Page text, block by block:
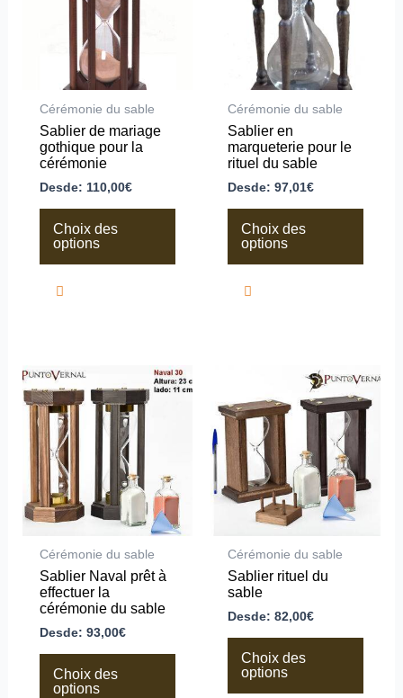
Cérémonie du sable
Sablier de mariage
gothique pour la
cérémonie
Desde: 110,00€
Choix des
options
peuvent
choisies
la
du
produit
Cérémonie du sable
Sablier en
marqueterie pour le
rituel du sable
Desde:97,01€
Choix des
options
options
peuvent
choisies
la
du
produit
Cérémonie du sable
Sablier Naval prêt à
effectuer la
cérémonie du sable
Desde: 93,00€
Choix des
options
Ce
produit
a
plusieurs
variations.
Les
options
peuvent
être
choisies
la
du
produit
Cérémonie du sable
Sablier rituel du
sable
Desde:82,00€
Choix des
options
a
plusieurs
variations.
Les
options
peuvent
être
choisies
la
du
produit